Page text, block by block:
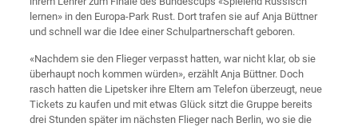
lernen» in den Europa-Park Rust. Dort trafen sie auf Anja Büttner
und schnell war die Idee einer Schulpartnerschaft geboren.
«Nachdem sie den Flieger verpasst hatten, war nicht klar, ob sie
überhaupt noch kommen würden», erzählt Anja Büttner. Doch
rasch hatten die Lipetsker ihre Eltern am Telefon überzeugt, neue
Tickets zu kaufen und mit etwas Glück sitzt die Gruppe bereits
drei Stunden später im nächsten Flieger nach Berlin, wo sie die